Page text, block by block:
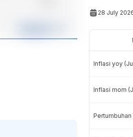
28 July
Inflasi yoy
Inflasi mom